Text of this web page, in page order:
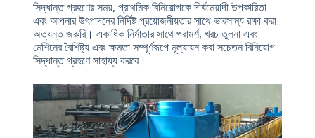
সিদ্ধান্ত গ্রহণের সময়, প্রাথমিক বিনিয়োগকে দীর্ঘমেয়াদী উপকারিতা
এবং আপনার উৎপাদনের নির্দিষ্ট প্রয়োজনীয়তার সাথে ভারসাম্য রক্ষা করা
অত্যন্ত জরুরি। একাধিক নির্মাতার সাথে পরামর্শ, খরচ তুলনা এবং
মেশিনের বৈশিষ্ট্য এবং ক্ষমতা সম্পূর্ণরূপে মূল্যায়ন করা সচেতন বিনিয়োগ
সিদ্ধান্ত গ্রহণে সাহায্য করবে।